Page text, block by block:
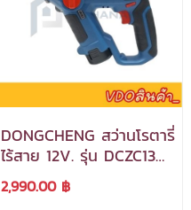
DONGCHENG สว่านโรตารี่
ไร้สาย 12V. รุ่น DCZC13
(TYPE BK) (พร้อมแท่น
ชาร์จ/แบตเตอรี่)
2,990.00 ฿